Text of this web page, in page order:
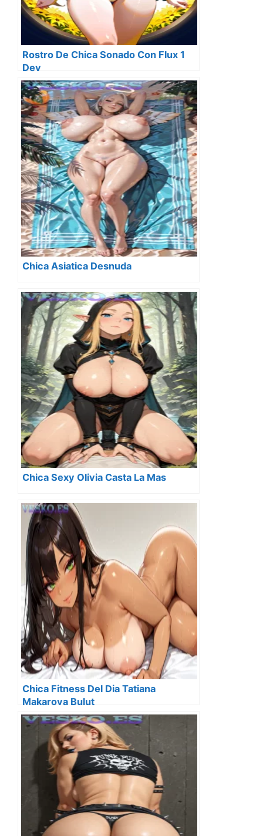
Rostro De Chica Sonado Con Flux 1
Dev
Chica Asiatica Desnuda
Chica Sexy Olivia Casta La Mas
Chica Fitness Del Dia Tatiana
Makarova Bulut